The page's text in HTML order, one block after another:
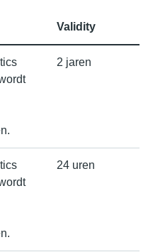
Validity
2 jaren
24 uren